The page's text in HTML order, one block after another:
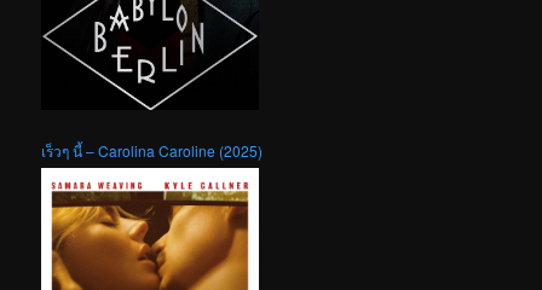
เร็วๆ นี้ – Carolina Caroline (2025)